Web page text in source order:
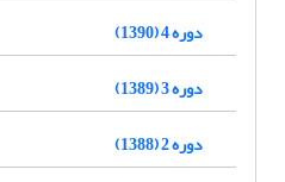
دوره 4 (1390)
دوره 3 (1389)
دوره 2 (1388)